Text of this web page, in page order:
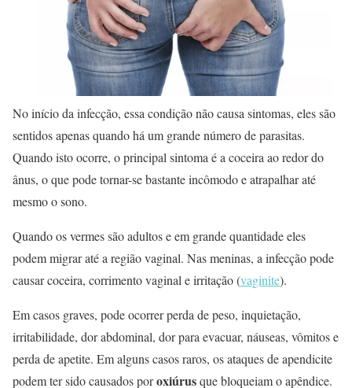
No início da infecção, essa condição não causa sintomas, eles são
sentidos apenas quando há um grande número de parasitas.
Quando isto ocorre, o principal sintoma é a coceira ao redor do
ânus, o que pode tornar-se bastante incômodo e atrapalhar até
mesmo o sono.
Quando os vermes são adultos e em grande quantidade eles
podem migrar até a região vaginal. Nas meninas, a infecção pode
causar coceira, corrimento vaginal e irritação (vaginite).
Em casos graves, pode ocorrer perda de peso, inquietação,
irritabilidade, dor abdominal, dor para evacuar, náuseas, vômitos e
perda de apetite. Em alguns casos raros, os ataques de apendicite
podem ter sido causados ​​poroxiúrusque bloqueiam o apêndice.